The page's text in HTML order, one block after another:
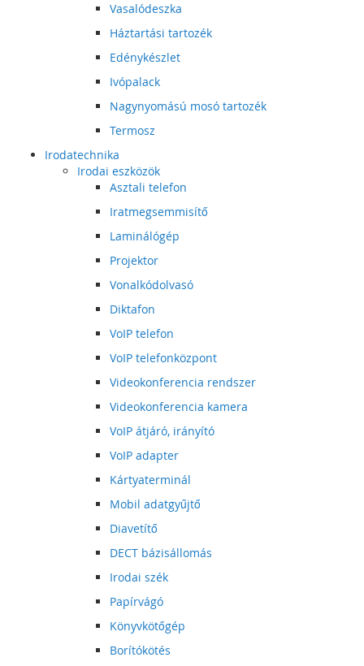
Vasalódeszka
Háztartási tartozék
Edénykészlet
Ivópalack
Nagynyomású mosó tartozék
Termosz
Irodatechnika
Irodai eszközök
Asztali telefon
Iratmegsemmisítő
Laminálógép
Projektor
Vonalkódolvasó
Diktafon
VoIP telefon
VoIP telefonközpont
Videokonferencia rendszer
Videokonferencia kamera
VoIP átjáró, irányító
VoIP adapter
Kártyaterminál
Mobil adatgyűjtő
Diavetítő
DECT bázisállomás
Irodai szék
Papírvágó
Könyvkötőgép
Borítókötés